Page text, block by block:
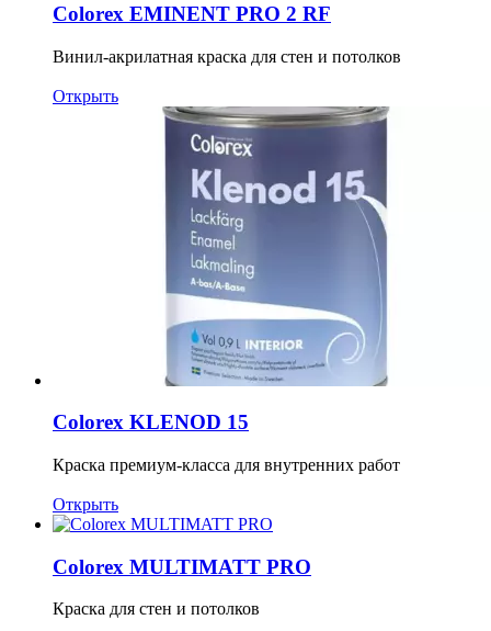
Colorex EMINENT PRO 2 RF
Винил-акрилатная краска для стен и потолков
Открыть
Colorex KLENOD 15
Краска премиум-класса для внутренних работ
Открыть
Colorex MULTIMATT PRO
Краска для стен и потолков